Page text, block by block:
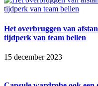
Het overbruggen van
tijdperk van team bellen
15 december 2023